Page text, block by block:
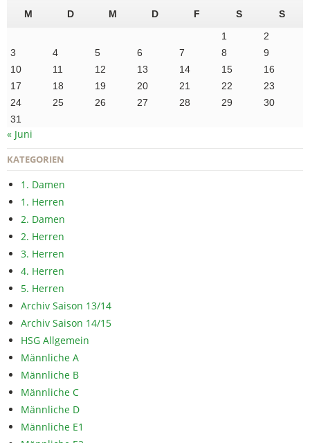
M D M D F S
S
1
2
3
4 5 6 7 8
9
10
11 12 13 14 15
16
17
18 19 20 21 22
23
24
25 26 27 28 29
30
31
« Juni
KATEGORIEN
1. Damen
1. Herren
2. Damen
2. Herren
3. Herren
4. Herren
5. Herren
Archiv Saison 13/14
Archiv Saison 14/15
HSG Allgemein
Männliche A
Männliche B
Männliche C
Männliche D
Männliche E1